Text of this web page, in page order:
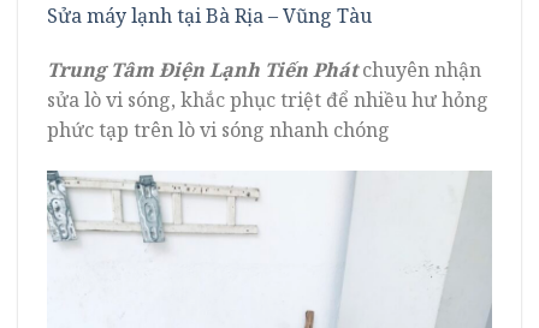
Sửa máy lạnh tại Bà Rịa – Vũng Tàu
Trung Tâm Điện Lạnh Tiến Phátchuyên nhận
sửa lò vi sóng, khắc phục triệt để nhiều hư hỏng
phức tạp trên lò vi sóng nhanh chóng